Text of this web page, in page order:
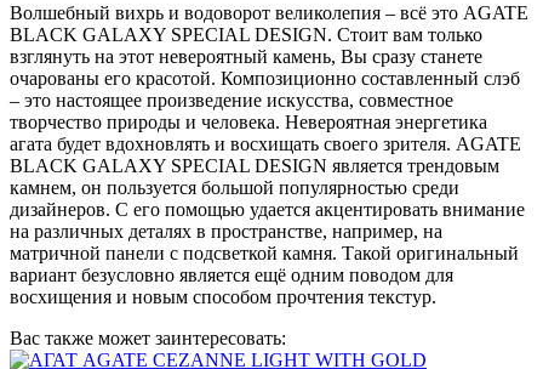
Волшебный вихрь и водоворот великолепия – всё это AGATE
BLACK GALAXY SPECIAL DESIGN. Стоит вам только
взглянуть на этот невероятный камень, Вы сразу станете
очарованы его красотой. Композиционно составленный слэб
– это настоящее произведение искусства, совместное
творчество природы и человека. Невероятная энергетика
агата будет вдохновлять и восхищать своего зрителя. AGATE
BLACK GALAXY SPECIAL DESIGN является трендовым
камнем, он пользуется большой популярностью среди
дизайнеров. С его помощью удается акцентировать внимание
на различных деталях в пространстве, например, на
матричной панели с подсветкой камня. Такой оригинальный
вариант безусловно является ещё одним поводом для
восхищения и новым способом прочтения текстур.
Вас также может заинтересовать: